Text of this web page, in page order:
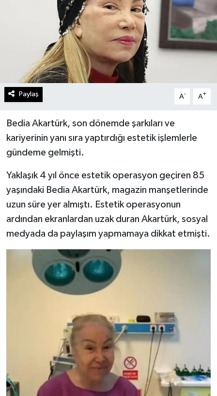
Paylaş A- A+
Bedia Akartürk, son dönemde şarkıları ve
kariyerinin yanı sıra yaptırdığı estetik işlemlerle
gündeme gelmişti.
Yaklaşık 4 yıl önce estetik operasyon geçiren 85
yaşındaki Bedia Akartürk, magazin manşetlerinde
uzun süre yer almıştı. Estetik operasyonun
ardından ekranlardan uzak duran Akartürk, sosyal
medyada da paylaşım yapmamaya dikkat etmişti.